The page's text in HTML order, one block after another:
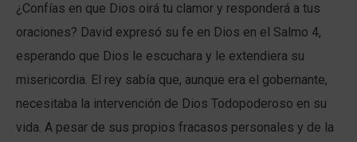
¿Confías en que Dios oirá tu clamor y responderá a tus
oraciones? David expresó su fe en Dios en el Salmo 4,
esperando que Dios le escuchara y le extendiera su
misericordia. El rey sabía que, aunque era el gobernante,
necesitaba la intervención de Dios Todopoderoso en su
vida. A pesar de sus propios fracasos personales y de la